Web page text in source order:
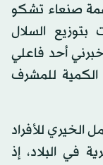
صنعاء تشكو
السلال
أحد فاعلي
الكمية للمشرف
الخيري للأفراد
في البلاد، إذ